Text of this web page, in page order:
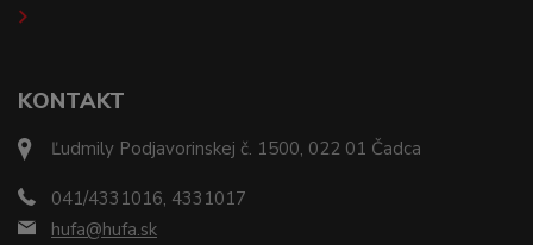
KONTAKT
Ľudmily Podjavorinskej č. 1500, 022 01 Čadca
041/4331016, 4331017
hufa@hufa.sk